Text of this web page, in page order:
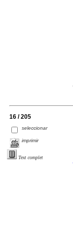
16 / 205
seleccionar
imprimir
Text complet